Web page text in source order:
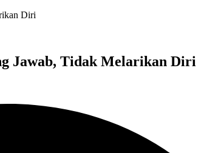
Diri
Jawab, Tidak Melarikan Diri